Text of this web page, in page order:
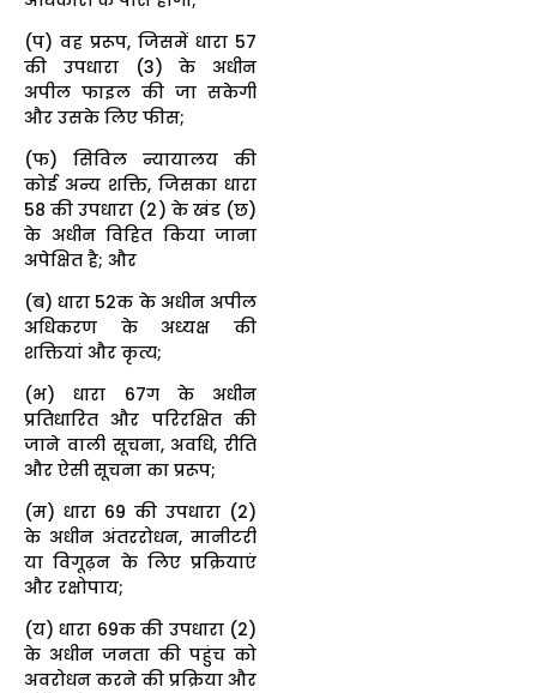
(प) वह प्ररूप, जिसमें धारा 57
की उपधारा (3) के अधीन
अपील फाइल की जा सकेगी
और उसके लिए फीस;
(फ) सिविल न्यायालय की
कोई अन्य शक्ति, जिसका धारा
58 की उपधारा (2) के खंड (छ)
के अधीन विहित किया जाना
अपेक्षित है; और
(ब) धारा 52क के अधीन अपील
अधिकरण के अध्यक्ष की
शक्तियां और कृत्य;
(भ) धारा 67ग के अधीन
प्रतिधारित और परिरक्षित की
जाने वाली सूचना, अवधि, रीति
और ऐसी सूचना का प्ररूप;
(म) धारा 69 की उपधारा (2)
के अधीन अंतररोधन, मानीटरी
या विगूढ़न के लिए प्रक्रियाएं
और रक्षोपाय;
(य) धारा 69क की उपधारा (2)
के अधीन जनता की पहुंच को
अवरोधन करने की प्रक्रिया और